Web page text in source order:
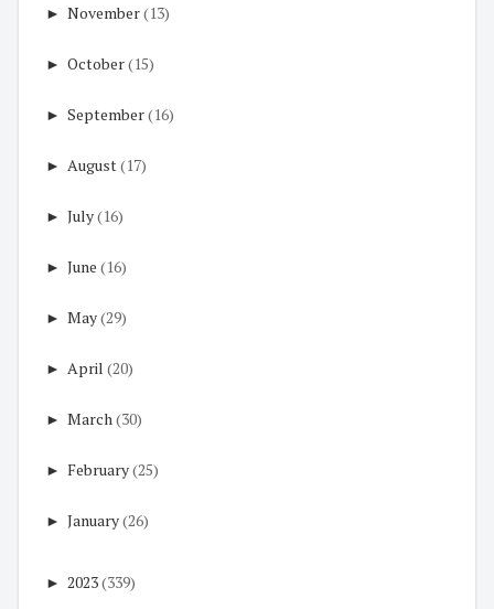
► November(13)
► October(15)
► September(16)
► August(17)
► July(16)
► June (16)
► May(29)
► April (20)
► March (30)
► February(25)
► January(26)
► 2023(339)